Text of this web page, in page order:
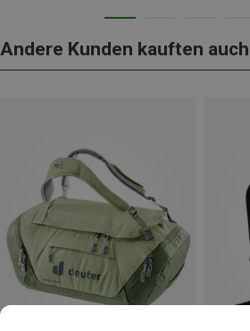
Andere Kunden kauften auch